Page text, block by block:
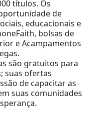
títulos. Os
de
educacionais e
bolsas de
e Acampamentos
são gratuitos para
suas ofertas
de capacitar as
suas comunidades